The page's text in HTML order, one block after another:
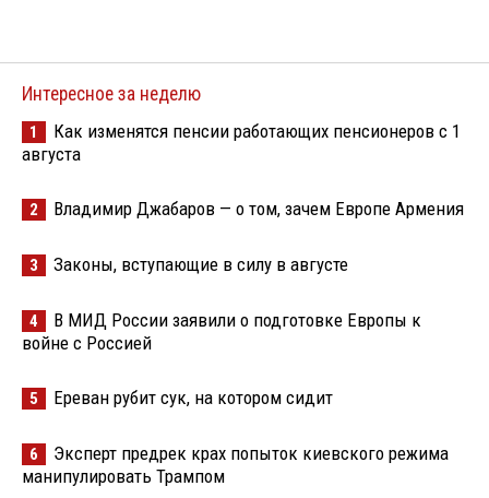
Интересное за неделю
1
Как изменятся пенсии работающих пенсионеров с 1
августа
2 Владимир Джабаров — о том, зачем Европе Армения
3 Законы, вступающие в силу в августе
4
В МИД России заявили о подготовке Европы к
войне с Россией
5 Ереван рубит сук, на котором сидит
6
Эксперт предрек крах попыток киевского режима
манипулировать Трампом